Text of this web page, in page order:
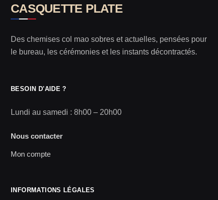
CASQUETTE PLATE
Des chemises col mao sobres et actuelles, pensées pour
le bureau, les cérémonies et les instants décontractés.
BESOIN D'AIDE ?
Lundi au samedi : 8h00 – 20h00
Nous contacter
Mon compte
INFORMATIONS LÉGALES